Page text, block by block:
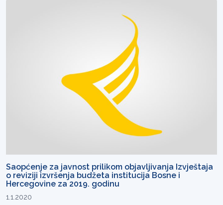
Saopćenje za javnost prilikom objavljivanja Izvještaja
o reviziji izvršenja budžeta institucija Bosne i
Hercegovine za 2019. godinu
1.1.2020